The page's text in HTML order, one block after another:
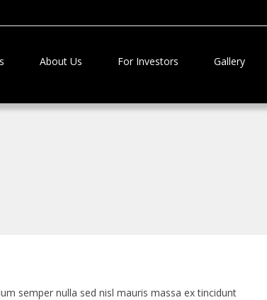
About Us For Investors Gallery
semper nulla sed nisl mauris massa ex tincidunt